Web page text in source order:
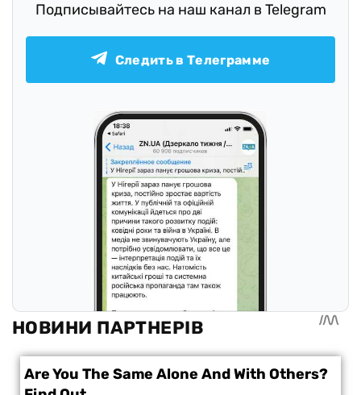
Подписывайтесь на наш канал в Telegram
Следить в Телеграмме